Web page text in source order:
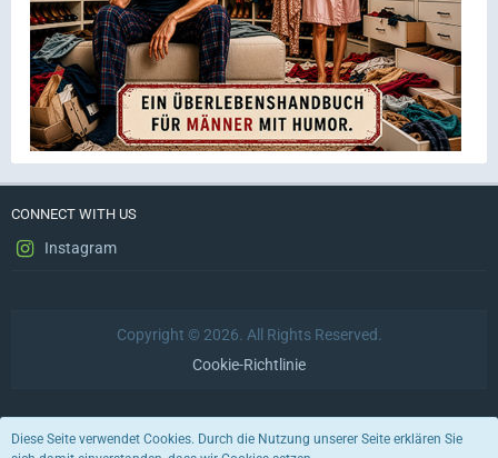
CONNECT WITH US
Instagram
Copyright © 2026. All Rights Reserved.
Cookie-Richtlinie
Datenschutzerklärung Impressum Nutzungsbedingungen
Diese Seite verwendet Cookies. Durch die Nutzung unserer Seite erklären Sie